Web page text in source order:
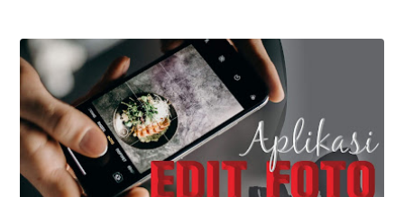
r
g
u
n
a
i
d
D
a
r
i
V
e
r
o
i
d
|
S
i